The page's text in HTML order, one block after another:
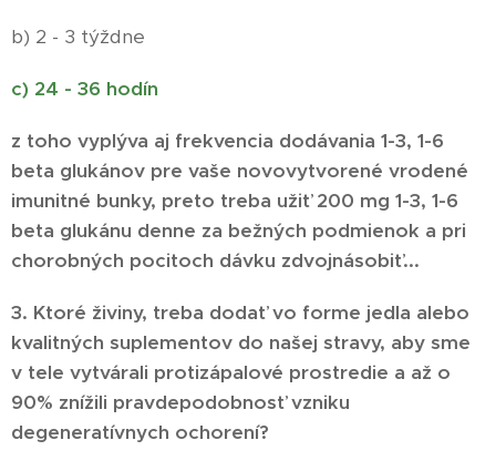
b) 2 - 3 týždne
c) 24 - 36 hodín
z toho vyplýva aj frekvencia dodávania 1-3, 1-6
beta glukánov pre vaše novovytvorené vrodené
imunitné bunky, preto treba užiť 200 mg 1-3, 1-6
beta glukánu denne za bežných podmienok a pri
chorobných pocitoch dávku zdvojnásobiť...
3. Ktoré živiny, treba dodať vo forme jedla alebo
kvalitných suplementov do našej stravy, aby sme
v tele vytvárali protizápalové prostredie a až o
90% znížili pravdepodobnosť vzniku
degeneratívnych ochorení?